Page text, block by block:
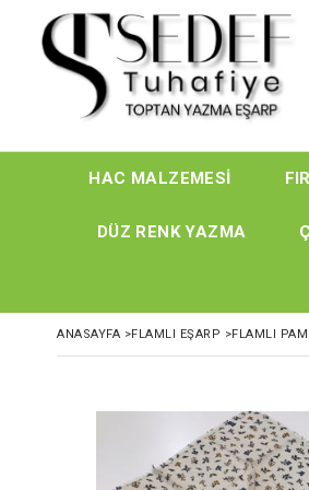
HAC MALZEMESİ
DÜZ RENK YAZMA
ANASAYFA >FLAMLI EŞARP >FLAMLI